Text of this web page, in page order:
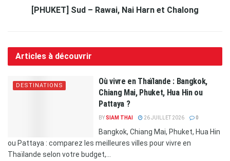
[PHUKET] Sud – Rawai, Nai Harn et Chalong
Articles à découvrir
DESTINATIONS
Où vivre en Thaïlande : Bangkok,
Chiang Mai, Phuket, Hua Hin ou
Pattaya ?
BYSIAM THAI 26 JUILLET 2026 0
Bangkok, Chiang Mai, Phuket, Hua Hin
ou Pattaya : comparez les meilleures villes pour vivre en
Thaïlande selon votre budget,...